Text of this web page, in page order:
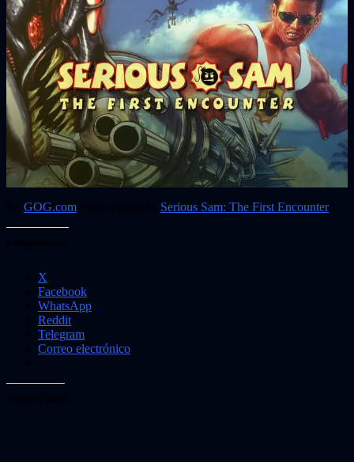
GOG.com Serious Sam: The First Encounter
X
Facebook
WhatsApp
Reddit
Telegram
Correo electrónico